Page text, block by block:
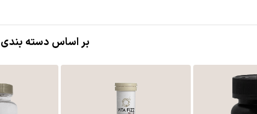
بر اساس دسته بندی